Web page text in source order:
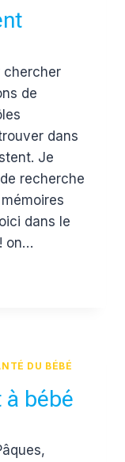
chercher
de
dans
Je
recherche
dans le
on…
DU BÉBÉ
bébé